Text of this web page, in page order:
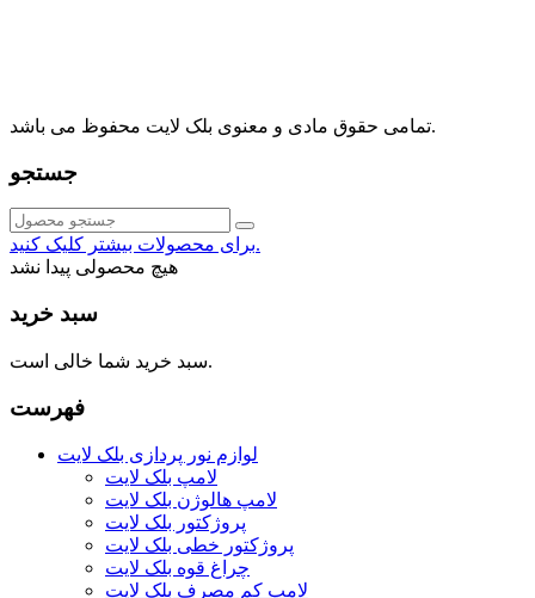
تمامی حقوق مادی و معنوی بلک لایت محفوظ می باشد.
جستجو
برای محصولات بیشتر کلیک کنید.
هیچ محصولی پیدا نشد
سبد خرید
سبد خرید شما خالی است.
فهرست
لوازم نور پردازی بلک لایت
لامپ بلک لایت
لامپ هالوژن بلک لایت
پروژکتور بلک لایت
پروژکتور خطی بلک لایت
چراغ قوه بلک لایت
لامپ کم مصرف بلک لایت